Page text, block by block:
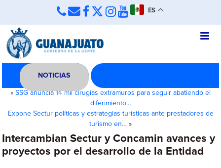
ES
NOTICIAS
« SSG anuncia 14 mil cirugías extramuros para seguir abatiendo el
diferimiento…
Expone Sectur políticas y estrategias turísticas ante prestadores de
turismo en… »
Intercambian Sectur y Concamin avances y
proyectos por el desarrollo de la Entidad